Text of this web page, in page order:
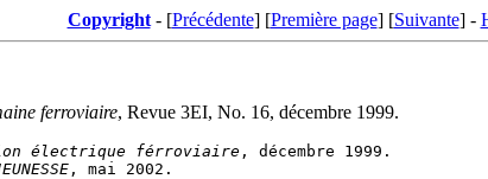
Copyright- [Précédente] [Première page] [Suivante] -
ferroviaire, Revue 3EI, No. 16, décembre 1999.
électrique férroviaire